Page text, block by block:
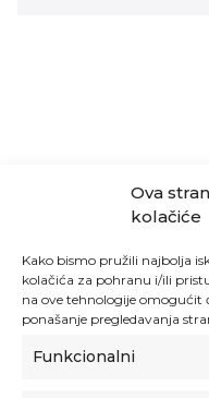
Ova
kolačiće
Kako bismo pružili najbolja
kolačića za pohranu i/ili
na ove tehnologije omogućit
ponašanje pregledavanja
Funkcionalni